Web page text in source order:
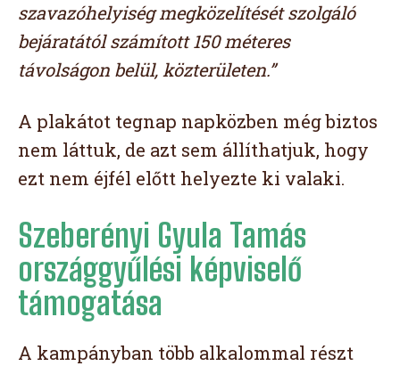
szavazóhelyiség megközelítését szolgáló
bejáratától számított 150 méteres
távolságon belül, közterületen.”
A plakátot tegnap napközben még biztos
nem láttuk, de azt sem állíthatjuk, hogy
ezt nem éjfél előtt helyezte ki valaki.
Szeberényi Gyula Tamás
országgyűlési képviselő
támogatása
A kampányban több alkalommal részt